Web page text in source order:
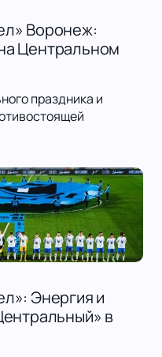
Воронеж:
Центральном
праздника и
Энергия и
в